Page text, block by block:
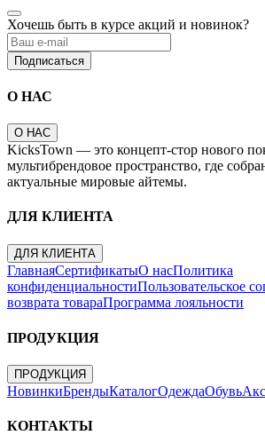
Хочешь быть в курсе акций и новинок?
Подписаться
О НАС
О НАС
KicksTown — это концепт-стор нового
мультибрендовое пространство, где
актуальные мировые айтемы.
ДЛЯ КЛИЕНТА
ДЛЯ КЛИЕНТА
ГлавнаяСертификатыО насПолитика
конфиденциальностиПользовательское
возврата товараПрограмма лояльности
ПРОДУКЦИЯ
ПРОДУКЦИЯ
НовинкиБрендыКаталогОдеждаОбувь
КОНТАКТЫ